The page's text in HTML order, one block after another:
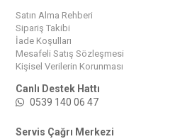
Satın Alma Rehberi
Sipariş Takibi
İade Koşulları
Mesafeli Satış Sözleşmesi
Kişisel Verilerin Korunması
Canlı Destek Hattı
0539 140 06 47
Servis Çağrı Merkezi